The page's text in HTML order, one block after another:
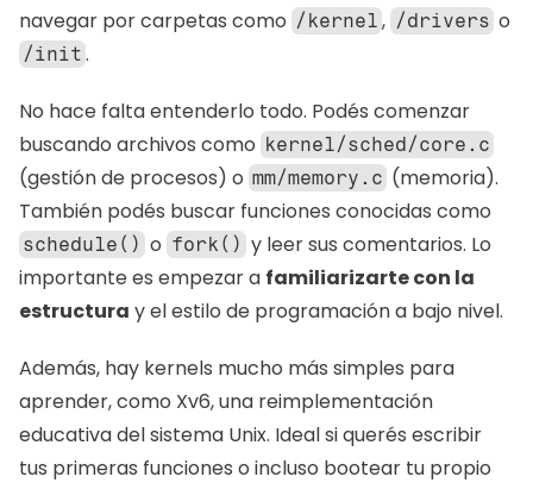
navegar por carpetas como /kernel , /drivers
/init .
No hace falta entenderlo todo. Podés comenzar
buscando archivos como kernel/sched/core.c
(gestión de procesos) o mm/memory.c (memoria).
schedule() o fork() y leer sus comentarios. Lo
importante es empezar a familiarizarte con la
estructura y el estilo de programación a bajo nivel.
Además, hay kernels mucho más simples para
aprender, como Xv6, una reimplementación
educativa del sistema Unix. Ideal si querés escribir
tus primeras funciones o incluso bootear tu propio